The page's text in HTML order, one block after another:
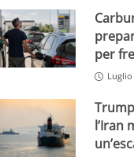
per
Luglio
l’Iran